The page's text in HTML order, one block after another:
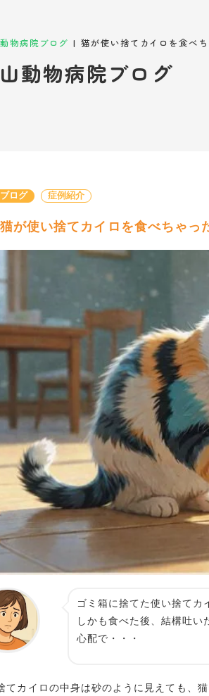
物病院ブログ | 猫が使い捨てカイロを食べち
動物病院ブログ
ログ 症例紹介
猫が使い捨てカイロを食べちゃっ
ゴミ箱に捨てた使い捨てカ
しかも食べた後、結構吐い
心配で・・・
てカイロの中身は砂のように見えても、